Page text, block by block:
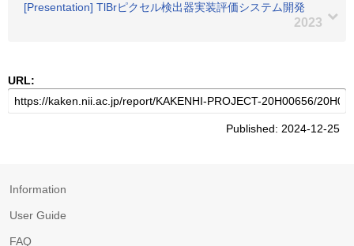
[Presentation] TlBrピクセル検出器実装評価システム開発
2023
URL:
Published: 2024-12-25
Information
User Guide
FAQ